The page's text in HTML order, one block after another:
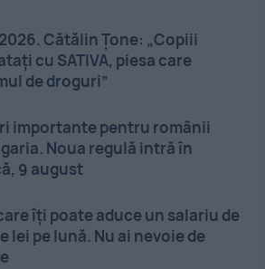
Cătălin Țone: „Copiii
cu SATIVA, piesa care
de droguri”
importante pentru românii
Noua regulă intră în
9 august
îți poate aduce un salariu de
lei pe lună. Nu ai nevoie de